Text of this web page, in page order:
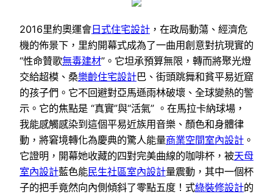
2016里約奧運會日式住宅設計 ，在政局動蕩、經濟危
機的佈景下，里約開幕式成為了一曲用創意對抗現實的
“性命贊歌無毒建材”。它坦承預算無限，轉而將聚光燈
交給超模、桑樂齡住宅設計巴、街頭跳舞和貧平易近窟
的孩子們。它不回避對亞馬遜雨林破壞、全球變熱的警
示。它的焦點是 “真實”與“活氣” 。在馬拉卡納球場，
我能感觸感染到這個平易近族用音樂、顏色和身體律
動，將窘境轉化為慶典的驚人能量商業空間室內設計 。
它證明，開幕她收藏的四對完美曲線的咖啡杯，被天母
室內設計藍色能民生社區室內設計量震動，其中一個杯
子的把手竟然向內側傾斜了零點五度！式綠裝修設計的